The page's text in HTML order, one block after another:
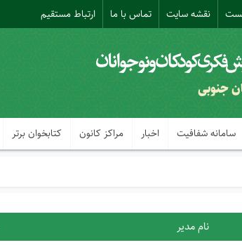
نقشه سایت تماس با ما ارتباط مستقیم
جنوبی
سامانه شفافیت اخبار مراکز کانون کتابخوان برتر
نام مدیر